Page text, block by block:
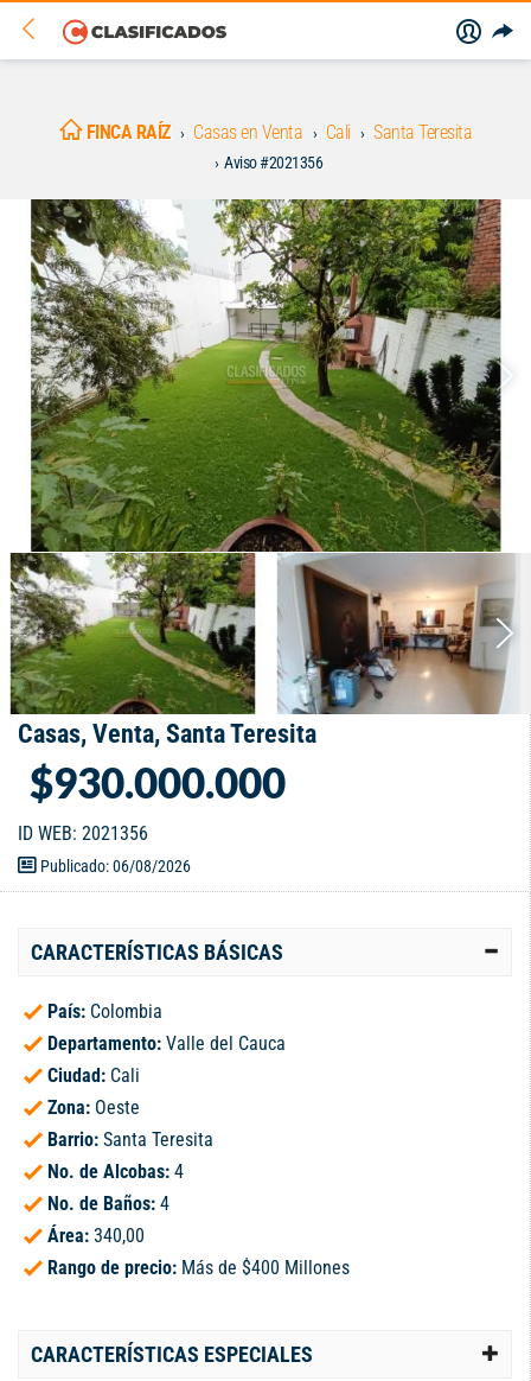
FINCA RAÍZ Casas en Venta Cali Santa Teresita
Aviso #2021356
Casas, Venta, Santa Teresita
$930.000.000
ID WEB: 2021356
Publicado: 06/08/2026
CARACTERÍSTICAS BÁSICAS
País: Colombia
Departamento: Valle del Cauca
Ciudad: Cali
Zona: Oeste
Barrio: Santa Teresita
No. de Alcobas: 4
No. de Baños: 4
Área: 340,00
Rango de precio: Más de $400 Millones
CARACTERÍSTICAS ESPECIALES